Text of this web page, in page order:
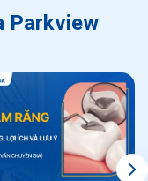
Parkview